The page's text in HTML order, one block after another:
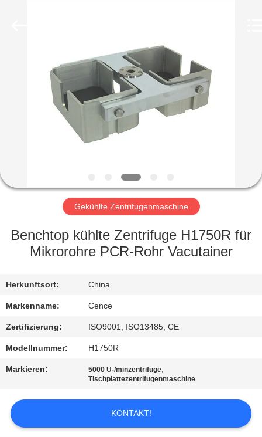
HAUSE
PRODUKTE
UNS
WERKSBESICHTIGUNG
QUALITÄTSKONTROLLE
KONTAKT
MIT
UNS
RECHTSSACHEN
Gekühlte Zentrifugenmaschine
Benchtop kühlte Zentrifuge H1750R für
Mikrorohre PCR-Rohr Vacutainer
Herkunftsort: China
Markenname: Cence
Zertifizierung: ISO9001, ISO13485, CE
Modellnummer: H1750R
Markieren: 5000 U-/minzentrifuge,
Tischplattezentrifugenmaschine
KONTAKT!